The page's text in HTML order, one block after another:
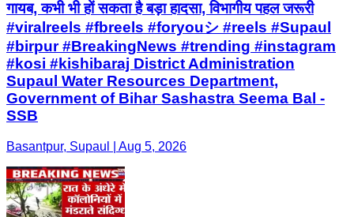
गायब, कभी भी हों सकता है बड़ा हादसा, विभागीय पहल जरूरी
#viralreels #fbreels #foryouシ #reels #Supaul
#birpur #BreakingNews #trending #instagram
#kosi #kishibaraj District Administration
Supaul Water Resources Department,
Government of Bihar Sashastra Seema Bal -
SSB
Basantpur, Supaul | Aug 5, 2026